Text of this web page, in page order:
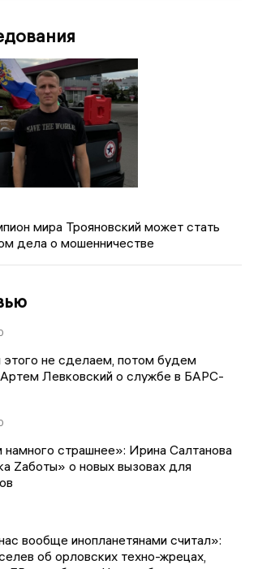
мира Трояновский может стать
дела о мошенничестве
не сделаем, потом будем
Левковский о службе в БАРС-
намного страшнее»: Ирина Салтанова
Zаботы» о новых вызовах для
вообще инопланетянами считал»:
об орловских техно-жрецах,